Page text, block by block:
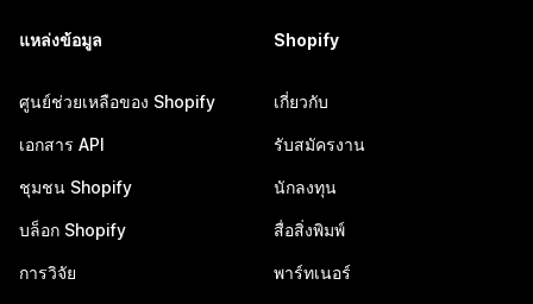
แหล่งข้อมูล
ศูนย์ช่วยเหลือของ Shopify
เอกสาร API
ชุมชน Shopify
บล็อก Shopify
การวิจัย
Shopify
เกี่ยวกับ
รับสมัครงาน
นักลงทุน
สื่อสิ่งพิมพ์
พาร์ทเนอร์